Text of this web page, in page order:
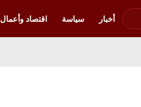
أخبار
سياسة اقتصاد وأعمال